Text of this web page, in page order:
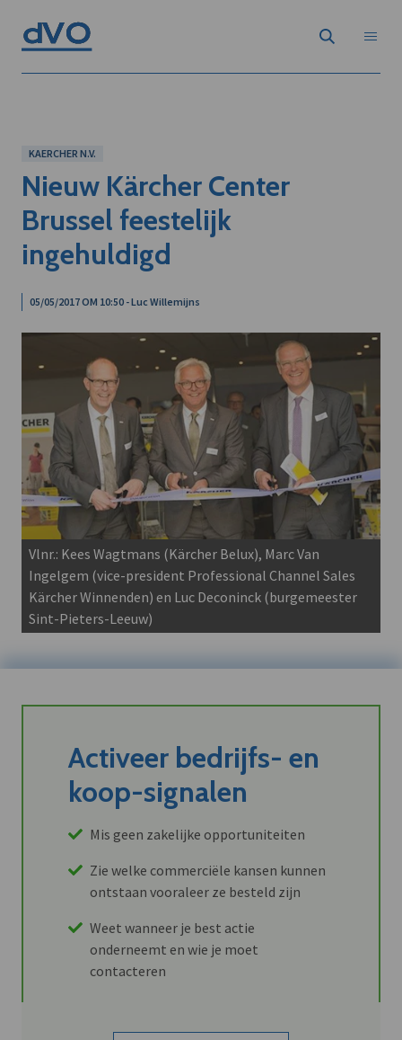
KAERCHER N.V.
Nieuw Kärcher Center
Brussel feestelijk
ingehuldigd
05/05/2017 OM 10:50 - Luc Willemijns
Vlnr.: Kees Wagtmans (Kärcher Belux), Marc Van
Ingelgem (vice-president Professional Channel Sales
Kärcher Winnenden) en Luc Deconinck (burgemeester
Sint-Pieters-Leeuw)
Activeer bedrijfs- en
koop-signalen
Mis geen zakelijke opportuniteiten
Zie welke commerciële kansen kunnen
ontstaan vooraleer ze besteld zijn
Weet wanneer je best actie
onderneemt en wie je moet
contacteren